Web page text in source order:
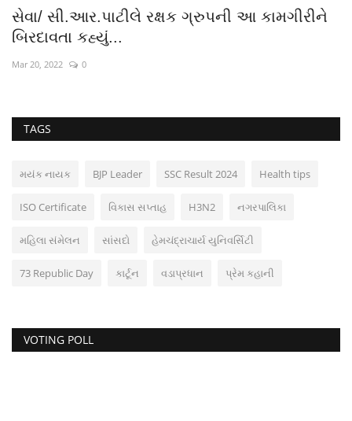
સેવા/ સી.આર.પાટીલે રક્ષક ગ્રુપની આ કામગીરીને
બિરદાવતા કહ્યું...
Mar 20, 2022 0
TAGS
મયંક નાયક BJP Leader SSC Result 2024 Health tips
ISO Certificate વિકાસ સપ્તાહ H3N2 નગરપાલિકા
મહિલા સંમેલન સાંસદો હેમચંદ્રાચાર્ય યુનિવર્સિટી
73 Republic Day કાર્ટૂન વડાપ્રધાન પ્રેમ કહાની
VOTING POLL